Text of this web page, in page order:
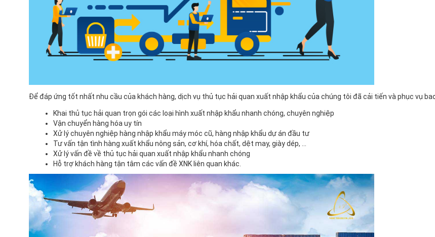
Để đáp ứng tốt nhất nhu cầu của khách hàng, dịch vụ thủ tục hải quan xuất nhập khẩu của chúng tôi đã cải tiến và phục vụ
Khai thủ tục hải quan trọn gói các loại hình xuất nhập khẩu nhanh chóng, chuyên nghiệp
Vận chuyển hàng hóa uy tín
Xử lý chuyên nghiệp hàng nhập khẩu máy móc cũ, hàng nhập khẩu dự án đầu tư
Tư vấn tận tình hàng xuất khẩu nông sản, cơ khí, hóa chất, dệt may, giày dép, ...
Xử lý vấn đề về thủ tục hải quan xuất nhập khẩu nhanh chóng
Hỗ trợ khách hàng tận tâm các vấn đề XNK liên quan khác.